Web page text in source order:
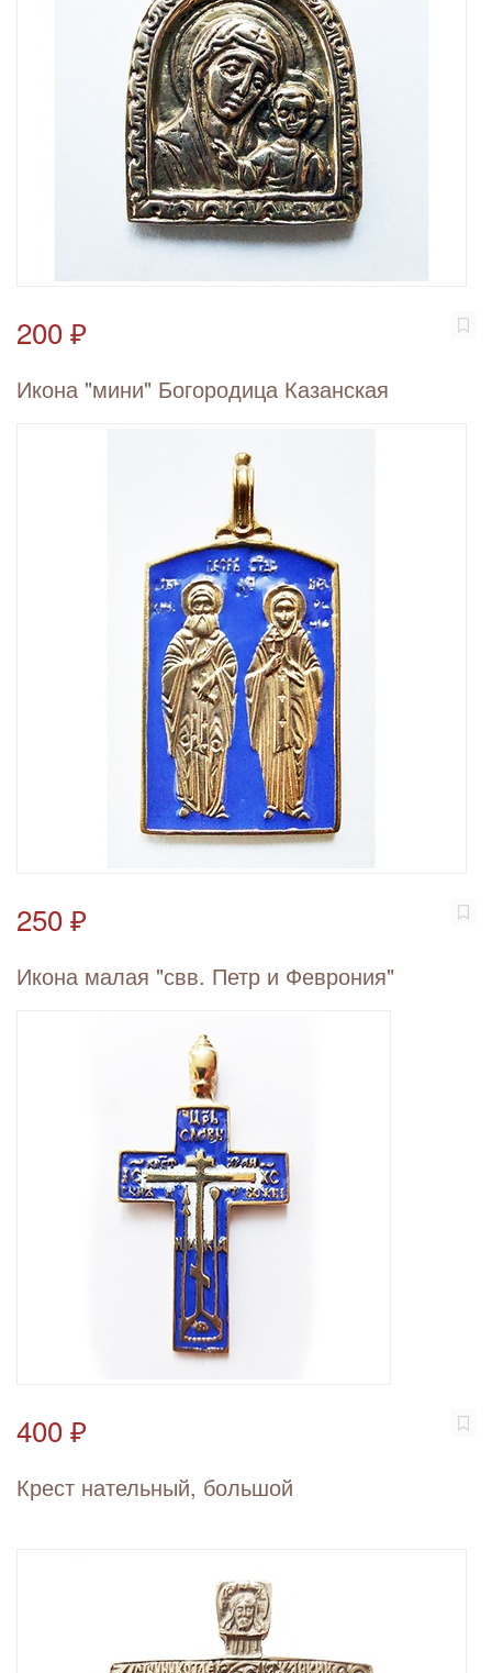
200 ₽
Икона "мини" Богородица Казанская
250 ₽
Икона малая "свв. Петр и Феврония"
400 ₽
Крест нательный, большой